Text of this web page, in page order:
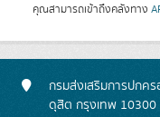
คุณสามารถเข้าถึงคลังทาง
กรมส่งเสริมการปกค
ดุสิต กรุงเทพ 10300